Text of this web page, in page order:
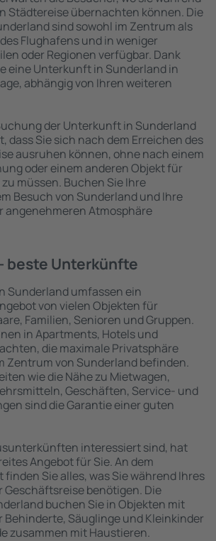
Städtereise übernachten können. Die
sind sowohl im Zentrum als
Flughafens und in weniger
oder Regionen verfügbar. Dank
eine Unterkunft in Sunderland in
abhängig von Ihren weiteren
der Unterkunft in Sunderland
dass Sie sich nach dem Erreichen des
ausruhen können, ohne nach einem
oder einem anderen Objekt für
müssen. Buchen Sie Ihre
Besuch von Sunderland und Ihre
angenehmeren Atmosphäre
beste Unterkünfte
Sunderland umfassen ein
von vielen Objekten für
Familien, Senioren und Gruppen.
in Apartments, Hotels und
die maximale Privatsphäre
Zentrum von Sunderland befinden.
wie die Nähe zu Mietwagen,
Geschäften, Service- und
sind die Garantie einer guten
interessiert sind, hat
Angebot für Sie. An dem
Sie alles, was Sie während Ihres
Geschäftsreise benötigen. Die
buchen Sie in Objekten mit
Säuglinge und Kleinkinder
zusammen mit Haustieren.